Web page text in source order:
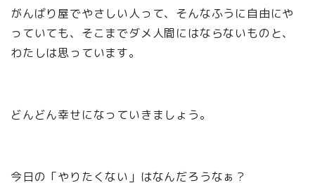
がんばり屋でやさしい人って、そんなふうに自由にや
っていても、そこまでダメ人間にはならないものと、
わたしは思っています。
どんどん幸せになっていきましょう。
今日の「やりたくない」はなんだろうなぁ？